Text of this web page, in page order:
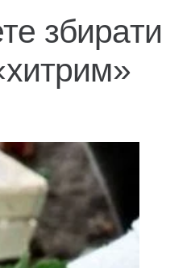
збирати